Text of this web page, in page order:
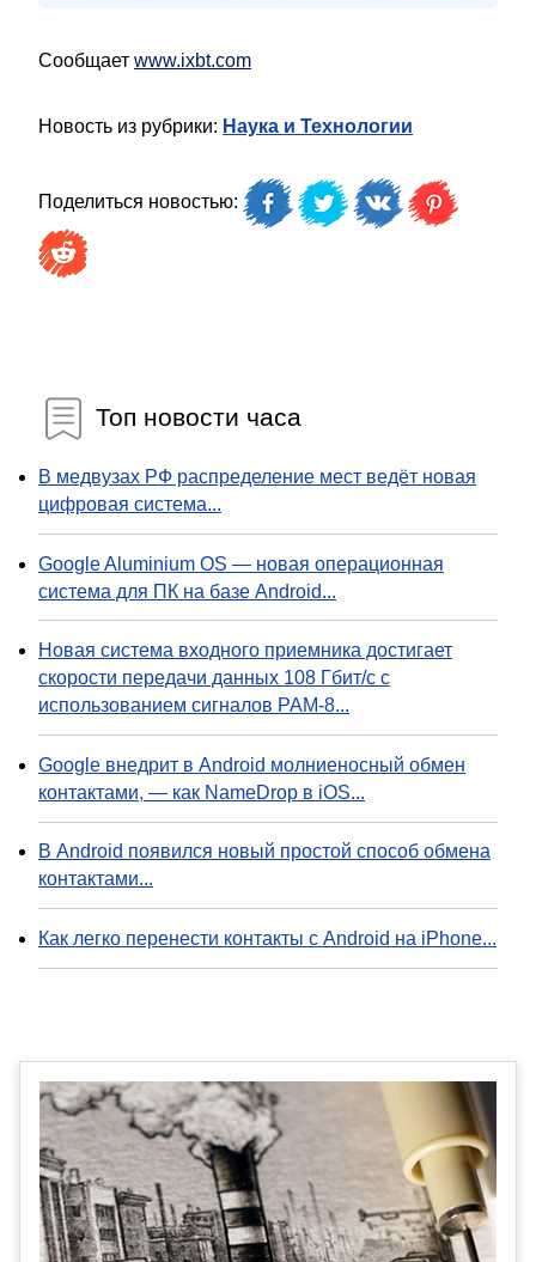
Сообщает www.ixbt.com
Новость из рубрики: Наука и Технологии
Поделиться новостью:
Топ новости часа
В медвузах РФ распределение мест ведёт новая
цифровая система...
Google Aluminium OS — новая операционная
система для ПК на базе Android...
Новая система входного приемника достигает
скорости передачи данных 108 Гбит/с с
использованием сигналов PAM-8...
Google внедрит в Android молниеносный обмен
контактами, — как NameDrop в iOS...
В Android появился новый простой способ обмена
контактами...
Как легко перенести контакты с Android на iPhone...